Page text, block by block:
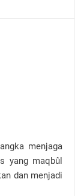
menjaga
yang maqbûl
dan menjadi